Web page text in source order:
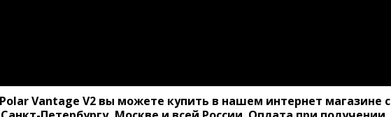
Vantage V2 вы можете купить в нашем интернет магазине с